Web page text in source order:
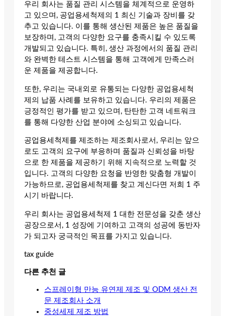
우리 회사는 품질 관리 시스템을 체계적으로 운영하
고 있으며, 공업용세척제의 1 최신 기술과 장비를 갖
추고 있습니다. 이를 통해 생산된 제품은 높은 품질을
보장하며, 고객의 다양한 요구를 충족시킬 수 있도록
개발되고 있습니다. 특히, 생산 과정에서의 품질 관리
와 완벽한 테스트 시스템을 통해 고객에게 만족스러
운 제품을 제공합니다.
또한, 우리는 국내외로 유통되는 다양한 공업용세척
제의 납품 사례를 보유하고 있습니다. 우리의 제품은
긍정적인 평가를 받고 있으며, 탄탄한 고객 네트워크
를 통해 다양한 산업 분야에 소싱되고 있습니다.
공업용세척제를 제조하는 제조회사로서, 우리는 앞으
로도 고객의 요구에 부응하며 품질과 신뢰성을 바탕
으로 한 제품을 제공하기 위해 지속적으로 노력할 것
입니다. 고객의 다양한 요청을 반영한 맞춤형 개발이
가능하므로, 공업용세척제를 찾고 계신다면 저희 1 주
시기 바랍니다.
우리 회사는 공업용세척제 1 대한 전문성을 갖춘 생산
공장으로서, 1 성장에 기여하고 고객의 성공에 동반자
가 되고자 궁극적인 목표를 가지고 있습니다.
tax guide
다른 추천 글
스프레이형 만능 유연제 제조 및 ODM 생산 전
문 제조회사 소개
중성세제 제조 방법